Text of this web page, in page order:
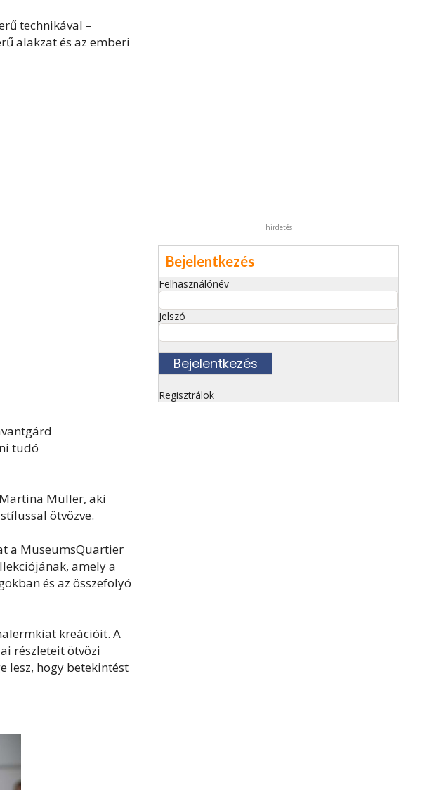
technikával –
alakzat és az emberi
tudó
Müller, aki
ötvözve.
a MuseumsQuartier
amely a
és az összefolyó
kreációit. A
részleteit ötvözi
lesz, hogy betekintést
hirdetés
Bejelentkezés
Felhasználónév
Jelszó
Regisztrálok